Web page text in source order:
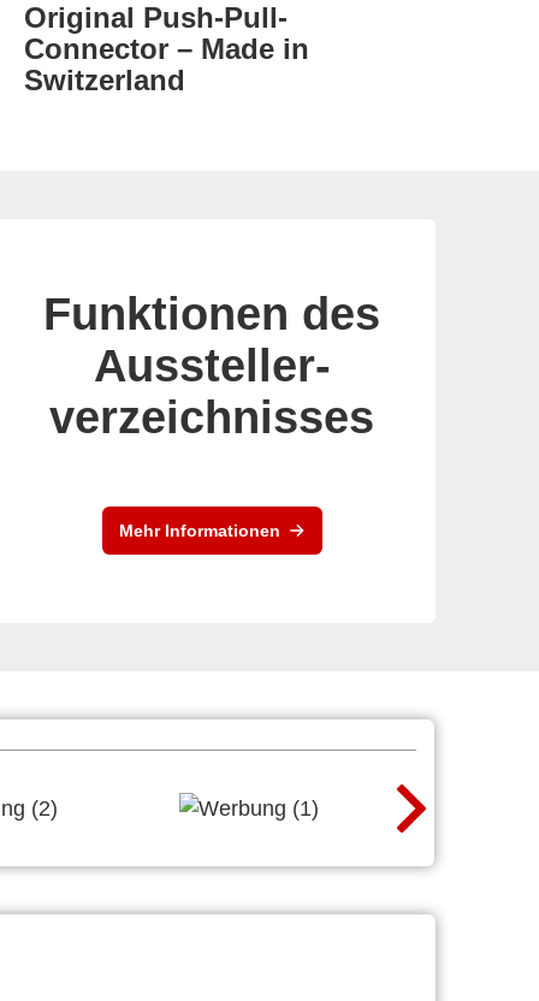
Original Push-Pull-
Connector – Made in
Switzerland
Funktionen des
Aussteller-
verzeichnisses
Mehr Informationen